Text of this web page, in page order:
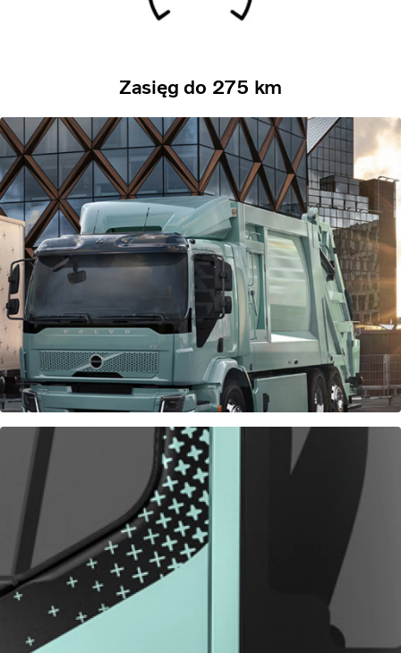
Zasięg do 275 km